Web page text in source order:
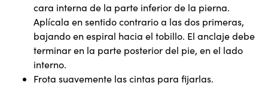
cara interna de la parte inferior de la pierna.
Aplícala en sentido contrario a las dos primeras,
bajando en espiral hacia el tobillo. El anclaje debe
terminar en la parte posterior del pie, en el lado
interno.
Frota suavemente las cintas para fijarlas.